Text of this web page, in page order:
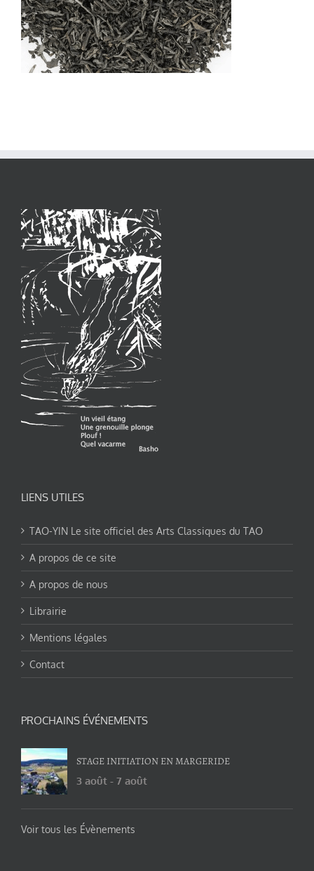
LIENS UTILES
TAO-YIN Le site officiel des Arts Classiques du TAO
A propos de ce site
A propos de nous
Librairie
Mentions légales
Contact
PROCHAINS ÉVÉNEMENTS
STAGE INITIATION EN MARGERIDE
3 août - 7 août
Voir tous les Évènements